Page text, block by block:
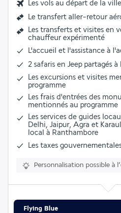
Les vols au départ de la
Le transfert aller-retour
Les transferts et visites en
chauffeur expérimenté
L'accueil et l'assistance à
2 safaris en Jeep partagés
Les excursions et visites
programme
Les frais d'entrées des
mentionnés au programme
Les services de guides
Delhi, Jaipur, Agra et
local à Ranthambore
Les taxes
Personnalisation possible à
Flying Blue